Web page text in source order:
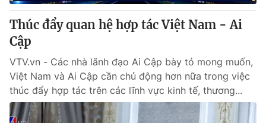
Thúc đẩy quan hệ hợp tác Việt Nam - Ai
Cập
VTV.vn - Các nhà lãnh đạo Ai Cập bày tỏ mong muốn,
Việt Nam và Ai Cập cần chủ động hơn nữa trong việc
thúc đẩy hợp tác trên các lĩnh vực kinh tế, thương...